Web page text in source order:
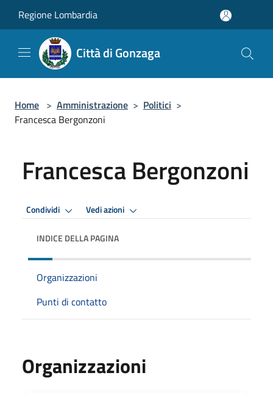
Regione Lombardia
Città di Gonzaga
Home > Amministrazione > Politici >
Francesca Bergonzoni
Francesca Bergonzoni
Condividi Vedi azioni
INDICE DELLA PAGINA
Organizzazioni
Punti di contatto
Organizzazioni